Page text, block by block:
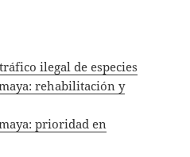
ilegal de especies
rehabilitación y
prioridad en